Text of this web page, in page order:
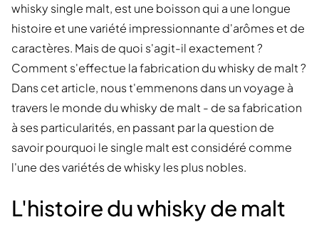
whisky single malt, est une boisson qui a une longue
histoire et une variété impressionnante d'arômes et de
caractères. Mais de quoi s'agit-il exactement ?
Comment s'effectue la fabrication du whisky de malt ?
Dans cet article, nous t'emmenons dans un voyage à
travers le monde du whisky de malt - de sa fabrication
à ses particularités, en passant par la question de
savoir pourquoi le single malt est considéré comme
l'une des variétés de whisky les plus nobles.
L'histoire du whisky de malt